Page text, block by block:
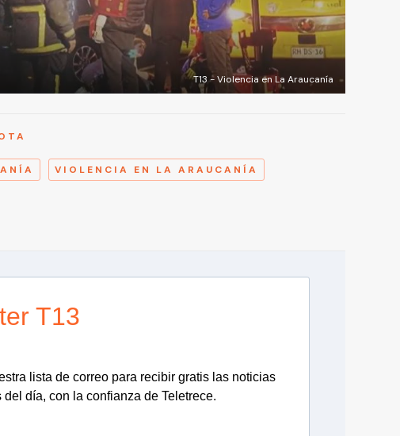
T13 - Violencia en La Araucanía
VIOLENCIA EN LA ARAUCANÍA
T13
lista de correo para recibir gratis las noticias
del día, con la confianza de Teletrece.